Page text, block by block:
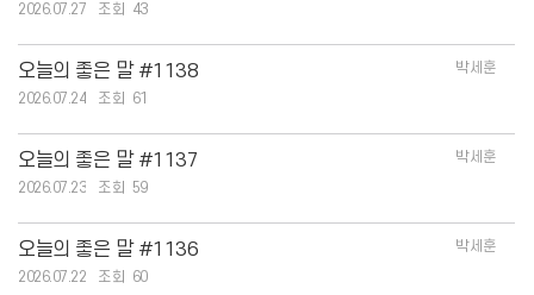
2026.07.27
43
오늘의 좋은 말 #1138
박세훈
2026.07.24
61
오늘의 좋은 말 #1137
박세훈
2026.07.23
59
오늘의 좋은 말 #1136
박세훈
2026.07.22
60